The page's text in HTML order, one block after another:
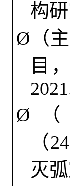
构研
Ø （
目
Ø
（
灭